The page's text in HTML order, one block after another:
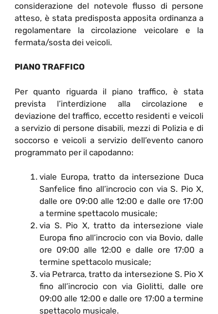
considerazione del notevole flusso di persone
atteso, è stata predisposta apposita ordinanza a
regolamentare la circolazione veicolare e la
fermata/sosta dei veicoli.
PIANO TRAFFICO
Per quanto riguarda il piano traffico, è stata
prevista l’interdizione alla circolazione e
deviazione del traffico, eccetto residenti e veicoli
a servizio di persone disabili, mezzi di Polizia e di
soccorso e veicoli a servizio dell’evento canoro
programmato per il capodanno:
viale Europa, tratto da intersezione Duca
Sanfelice fino all’incrocio con via S. Pio X,
dalle ore 09:00 alle 12:00 e dalle ore 17:00
a termine spettacolo musicale;
via S. Pio X, tratto da intersezione viale
Europa fino all’incrocio con via Bovio, dalle
ore 09:00 alle 12:00 e dalle ore 17:00 a
termine spettacolo musicale;
via Petrarca, tratto da intersezione S. Pio X
fino all’incrocio con via Giolitti, dalle ore
09:00 alle 12:00 e dalle ore 17:00 a termine
spettacolo musicale.